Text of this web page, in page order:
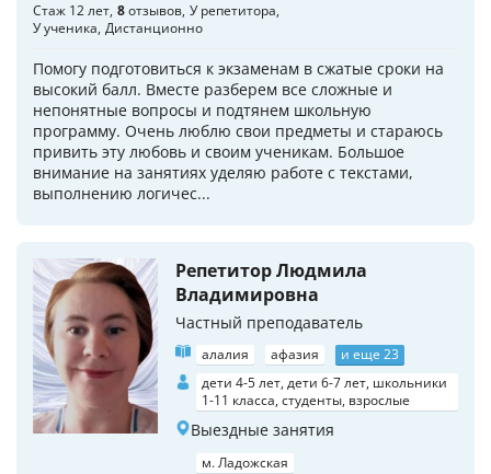
Стаж 12 лет 8отзывов У репетитора
У ученика Дистанционно
Помогу подготовиться к экзаменам в сжатые сроки на
высокий балл. Вместе разберем все сложные и
непонятные вопросы и подтянем школьную
программу. Очень люблю свои предметы и стараюсь
привить эту любовь и своим ученикам. Большое
внимание на занятиях уделяю работе с текстами,
выполнению логичес...
Репетитор Людмила
Владимировна
Частный преподаватель
алалия афазия
и еще 23
дети 4-5 лет, дети 6-7 лет, школьники
1-11 класса, студенты, взрослые
Выездные занятия
м. Ладожская